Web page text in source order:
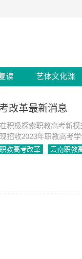
读 艺体文化课
改革最新消息
积极探索职教高考新
招收2023年职教高考
职教高考改革 云南职教